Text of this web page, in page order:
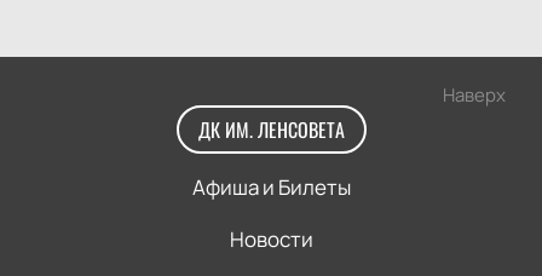
Наверх
ДК ИМ. ЛЕНСОВЕТА
Афиша и Билеты
Новости